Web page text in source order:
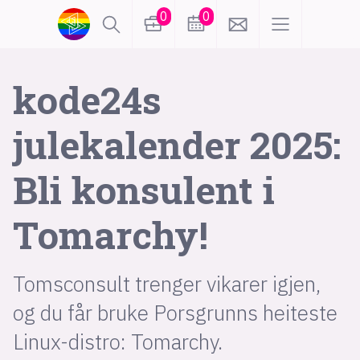
0 0
kode24s
julekalender 2025:
Bli konsulent i
Tomarchy!
Tomsconsult trenger vikarer igjen,
og du får bruke Porsgrunns heiteste
Linux-distro: Tomarchy.
lønn
karriere
meninger
utdanning sikkerhet
kontor
frontend
backend
tilgjengelighet
ukas koder
inn/ut
hobby